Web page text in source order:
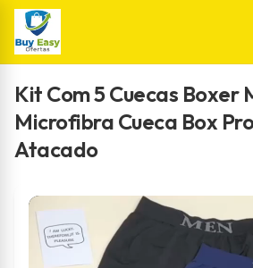
Pular
para
Kit Com 5 Cuecas Boxer
Microfibra Cueca Box
Atacado